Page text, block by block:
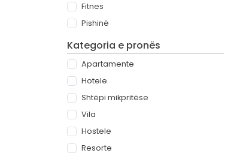
Fitnes
Pishinë
Kategoria e pronës
Apartamente
Hotele
Shtëpi mikpritëse
Vila
Hostele
Resorte